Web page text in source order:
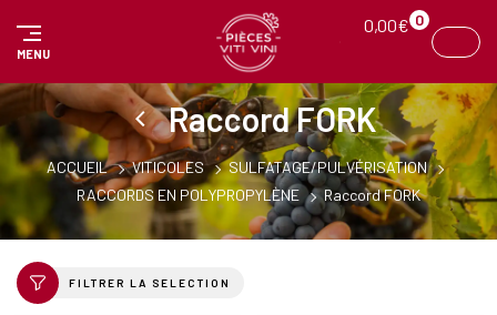
MENU
0,00€ 0
Raccord FORK
ACCUEIL VITICOLES
SULFATAGE/PULVÉRISATION
RACCORDS EN POLYPROPYLÈNE
Raccord FORK
FILTRER LA SELECTION
Panneau de gestion des cookies